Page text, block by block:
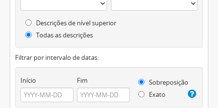
Descrições de nível superior
Todas as descrições
Filtrar por intervalo de datas:
Início Fim
Sobreposição
Exato